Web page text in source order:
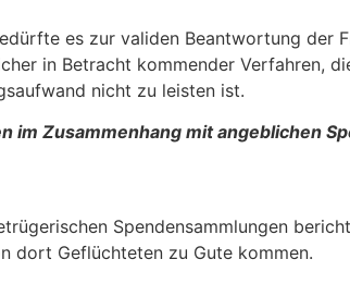
es zur validen Beantwortung der
in Betracht kom­mender Verfahren,
nicht zu leisten ist.
Zusammenhang mit angeblichen
Spendensammlungen
dort Geflüchteten zu Gute kommen.